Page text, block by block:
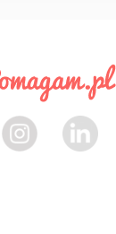
Instagram LinkedIn